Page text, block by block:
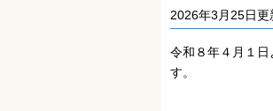
2026年3月25日更
令和８年４月１
す。